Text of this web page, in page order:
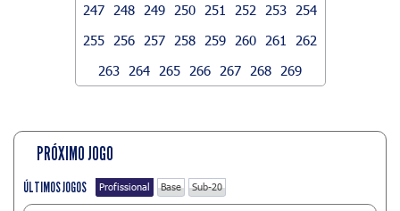
247
248 249 250 251 252 253
254
255
256 257 258 259 260 261
262
263
264 265 266 267 268 269
PRÓXIMO JOGO
ÚLTIMOS JOGOS Profissional Base Sub-20